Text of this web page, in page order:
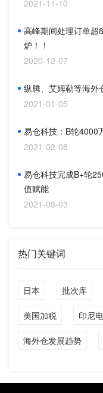
2021-11-10
高峰期间处理订单超
炉！！
2020-12-07
纵腾、艾姆勒等海
2021-01-05
易仓科技：B轮4000
2021-02-08
易仓科技完成B+轮
值赋能
2021-08-03
热门关键词
日本 批次库
美国加税 印尼
海外仓发展趋势